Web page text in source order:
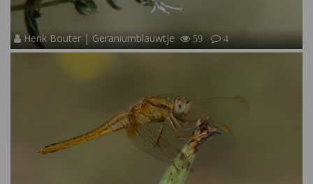
Henk Bouter | Geraniumblauwtje 59 4